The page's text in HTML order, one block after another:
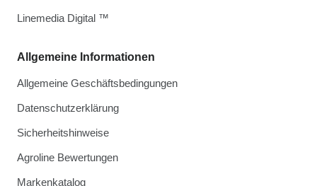
Allgemeine Informationen
Allgemeine Geschäftsbedingungen
Datenschutzerklärung
Sicherheitshinweise
Agroline Bewertungen
Markenkatalog
Linemedia Digital ™